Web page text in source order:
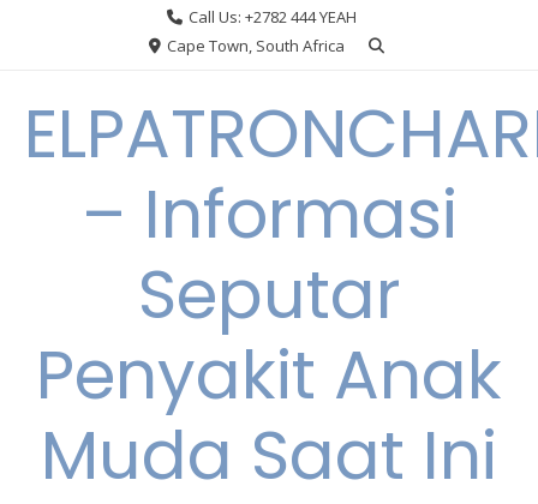
Call Us: +2782 444 YEAH
Cape Town, South Africa
– Informasi
Seputar
Penyakit Anak
Muda Saat Ini